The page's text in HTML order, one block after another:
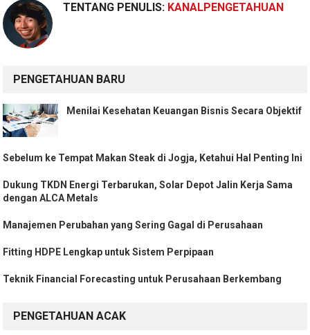
TENTANG PENULIS: KANALPENGETAHUAN
PENGETAHUAN BARU
Menilai Kesehatan Keuangan Bisnis Secara Objektif
Sebelum ke Tempat Makan Steak di Jogja, Ketahui Hal Penting Ini
Dukung TKDN Energi Terbarukan, Solar Depot Jalin Kerja Sama
dengan ALCA Metals
Manajemen Perubahan yang Sering Gagal di Perusahaan
Fitting HDPE Lengkap untuk Sistem Perpipaan
Teknik Financial Forecasting untuk Perusahaan Berkembang
PENGETAHUAN ACAK